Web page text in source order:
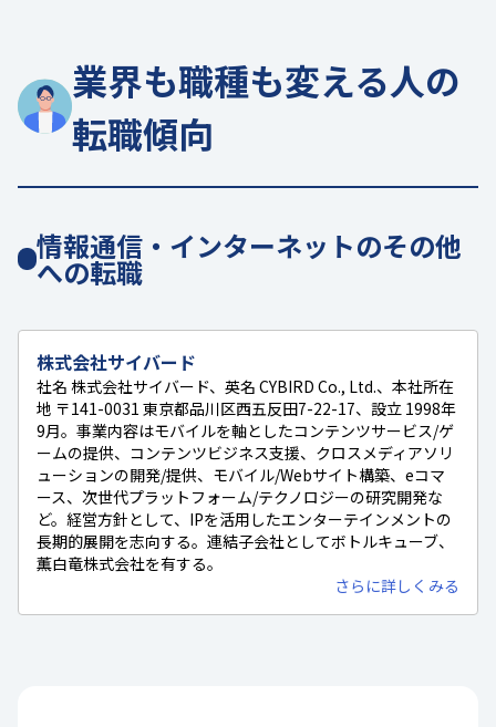
業界も職種も変える人の
転職傾向
情報通信・インターネットのその他
への転職
株式会社サイバード
社名 株式会社サイバード、英名 CYBIRD Co., Ltd.、本社所在
地 〒141-0031 東京都品川区西五反田7-22-17、設立 1998年
9月。事業内容はモバイルを軸としたコンテンツサービス/ゲ
ームの提供、コンテンツビジネス支援、クロスメディアソリ
ューションの開発/提供、モバイル/Webサイト構築、eコマ
ース、次世代プラットフォーム/テクノロジーの研究開発な
ど。経営方針として、IPを活用したエンターテインメントの
長期的展開を志向する。連結子会社としてボトルキューブ、
薫白竜株式会社を有する。
さらに詳しくみる